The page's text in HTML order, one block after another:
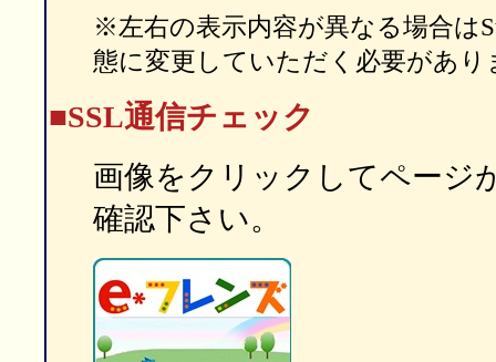
※左右の表示内容が異なる場合は
態に変更していただく必要があり
■SSL通信チェック
画像をクリックしてページ
確認下さい。